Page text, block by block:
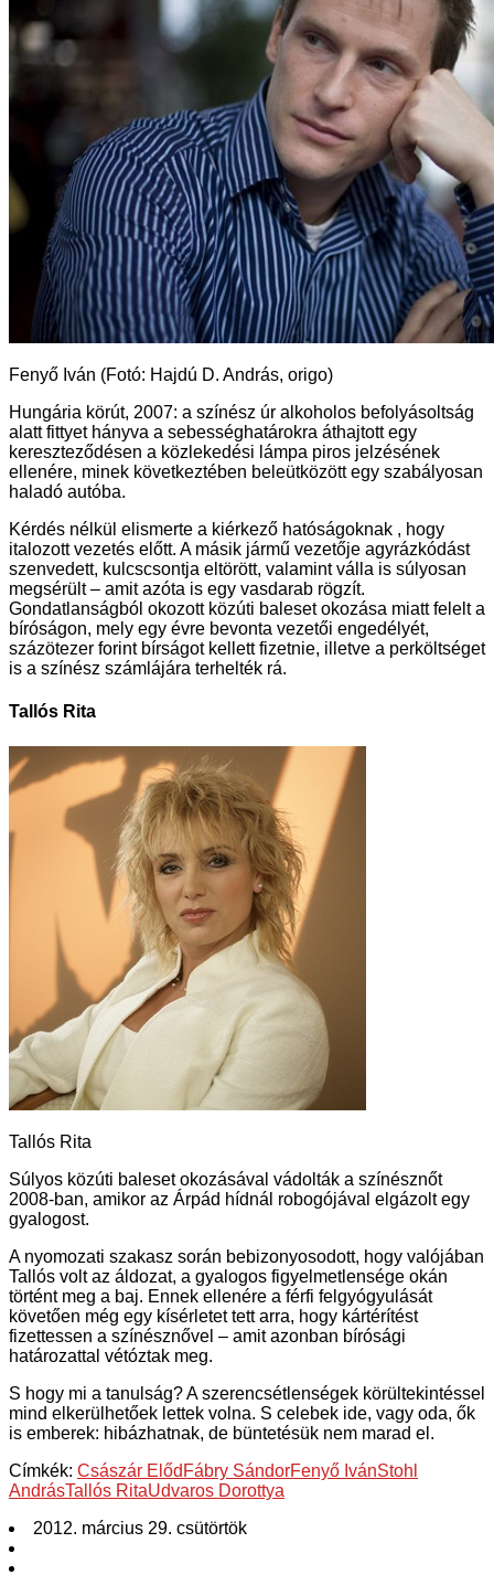
Fenyő Iván (Fotó: Hajdú D. András, origo)
Hungária körút, 2007: a színész úr alkoholos befolyásoltság
alatt fittyet hányva a sebességhatárokra áthajtott egy
kereszteződésen a közlekedési lámpa piros jelzésének
ellenére, minek következtében beleütközött egy szabályosan
haladó autóba.
Kérdés nélkül elismerte a kiérkező hatóságoknak , hogy
italozott vezetés előtt. A másik jármű vezetője agyrázkódást
szenvedett, kulcscsontja eltörött, valamint válla is súlyosan
megsérült – amit azóta is egy vasdarab rögzít.
Gondatlanságból okozott közúti baleset okozása miatt felelt a
bíróságon, mely egy évre bevonta vezetői engedélyét,
százötezer forint bírságot kellett fizetnie, illetve a perköltséget
is a színész számlájára terhelték rá.
Tallós Rita
Tallós Rita
Súlyos közúti baleset okozásával vádolták a színésznőt
2008-ban, amikor az Árpád hídnál robogójával elgázolt egy
gyalogost.
A nyomozati szakasz során bebizonyosodott, hogy valójában
Tallós volt az áldozat, a gyalogos figyelmetlensége okán
történt meg a baj. Ennek ellenére a férfi felgyógyulását
követően még egy kísérletet tett arra, hogy kártérítést
fizettessen a színésznővel – amit azonban bírósági
határozattal vétóztak meg.
S hogy mi a tanulság? A szerencsétlenségek körültekintéssel
mind elkerülhetőek lettek volna. S celebek ide, vagy oda, ők
is emberek: hibázhatnak, de büntetésük nem marad el.
Címkék: Császár Előd Fábry SándorFenyő IvánStohl
AndrásTallós RitaUdvaros Dorottya
2012. március 29. csütörtök